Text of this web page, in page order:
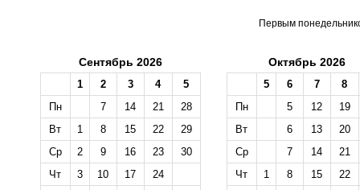
Первым
Сентябрь 2026
1 2 3 4
5
Пн
7 14 21
28
Вт
1 8 15 22
29
Ср
2 9 16 23
30
Чт
3 10 17
24
Октябрь 2026
5 6 7
8
Пн
5 12
19
Вт
6 13
20
Ср
7 14
21
Чт
1 8 15
22